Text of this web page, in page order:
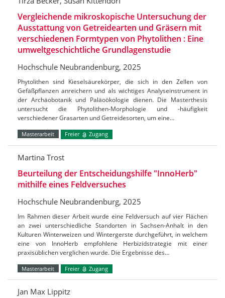
Vergleichende mikroskopische Untersuchung der
Ausstattung von Getreidearten und Gräsern mit
verschiedenen Formtypen von Phytolithen : Eine
umweltgeschichtliche Grundlagenstudie
Hochschule Neubrandenburg, 2025
Phytolithen sind Kieselsäurekörper, die sich in den Zellen von
Gefäßpflanzen anreichern und als wichtiges Analyseinstrument in
der Archäobotanik und Paläoökologie dienen. Die Masterthesis
untersucht die Phytolithen-Morphologie und -häufigkeit
verschiedener Grasarten und Getreidesorten, um eine…
Masterarbeit Freier Zugang
Martina Trost
Beurteilung der Entscheidungshilfe "InnoHerb"
mithilfe eines Feldversuches
Hochschule Neubrandenburg, 2025
Im Rahmen dieser Arbeit wurde eine Feldversuch auf vier Flächen
an zwei unterschiedliche Standorten in Sachsen-Anhalt in den
Kulturen Winterweizen und Wintergerste durchgeführt, in welchem
eine von InnoHerb empfohlene Herbizidstrategie mit einer
praxisüblichen verglichen wurde. Die Ergebnisse des…
Masterarbeit Freier Zugang
Jan Max Lippitz